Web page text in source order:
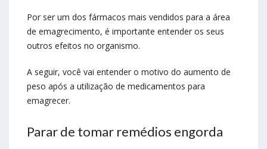
Por ser um dos fármacos mais vendidos para a área
de emagrecimento, é importante entender os seus
outros efeitos no organismo.
A seguir, você vai entender o motivo do aumento de
peso após a utilização de medicamentos para
emagrecer.
Parar de tomar remédios engorda